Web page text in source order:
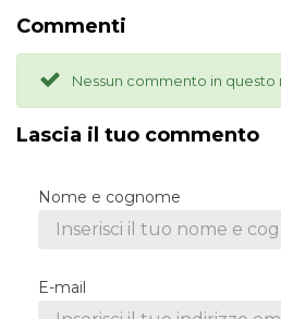
Commenti
Nessun commento in
Lascia il tuo commento
Nome e cognome
E-mail